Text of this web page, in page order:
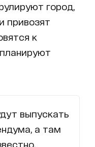
город,
привозят
к
выпускать
а там